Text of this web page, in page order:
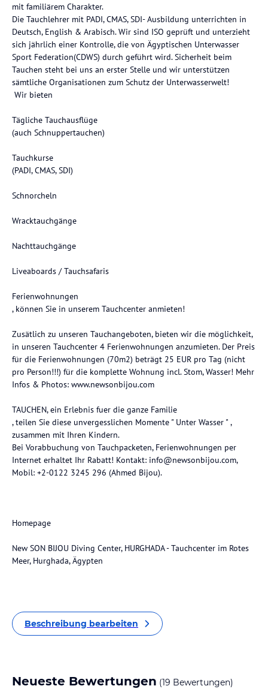
mit familiärem Charakter.
Die Tauchlehrer mit PADI, CMAS, SDI- Ausbildung unterrichten in
Deutsch, English & Arabisch. Wir sind ISO geprüft und unterzieht
sich jährlich einer Kontrolle, die von Ägyptischen Unterwasser
Sport Federation(CDWS) durch geführt wird. Sicherheit beim
Tauchen steht bei uns an erster Stelle und wir unterstützen
sämtliche Organisationen zum Schutz der Unterwasserwelt!
Wir bieten
Tägliche Tauchausflüge
(auch Schnuppertauchen)
Tauchkurse
(PADI, CMAS, SDI)
Schnorcheln
Wracktauchgänge
Nachttauchgänge
Liveaboards / Tauchsafaris
Ferienwohnungen
, können Sie in unserem Tauchcenter anmieten!
Zusätlich zu unseren Tauchangeboten, bieten wir die möglichkeit,
in unseren Tauchcenter 4 Ferienwohnungen anzumieten. Der Preis
für die Ferienwohnungen (70m2) beträgt 25 EUR pro Tag (nicht
pro Person!!!) für die komplette Wohnung incl. Stom, Wasser! Mehr
Infos & Photos: www.newsonbijou.com
TAUCHEN, ein Erlebnis fuer die ganze Familie
, teilen Sie diese unvergesslichen Momente " Unter Wasser " ,
zusammen mit Ihren Kindern.
Bei Vorabbuchung von Tauchpacketen, Ferienwohnungen per
Internet erhaltet Ihr Rabatt! Kontakt: info@newsonbijou.com,
Mobil: +2-0122 3245 296 (Ahmed Bijou).
Homepage
New SON BIJOU Diving Center, HURGHADA - Tauchcenter im Rotes
Meer, Hurghada, Ägypten
Beschreibung bearbeiten
Neueste Bewertungen (19 Bewertungen)